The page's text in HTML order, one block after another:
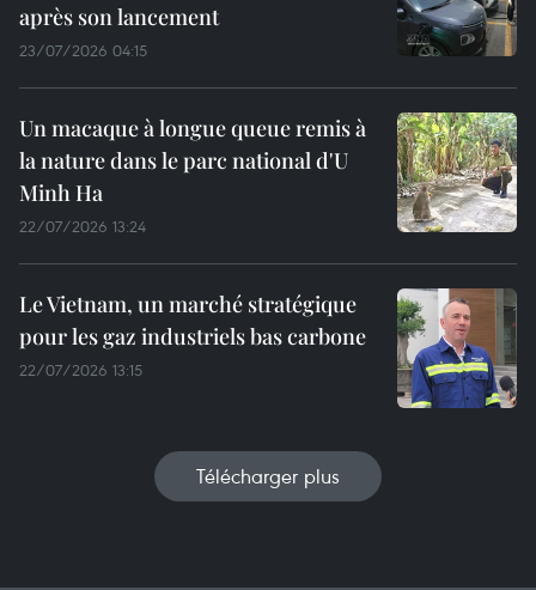
après son lancement
23/07/2026 04:15
Un macaque à longue queue remis à
la nature dans le parc national d'U
Minh Ha
22/07/2026 13:24
Le Vietnam, un marché stratégique
pour les gaz industriels bas carbone
22/07/2026 13:15
Télécharger plus